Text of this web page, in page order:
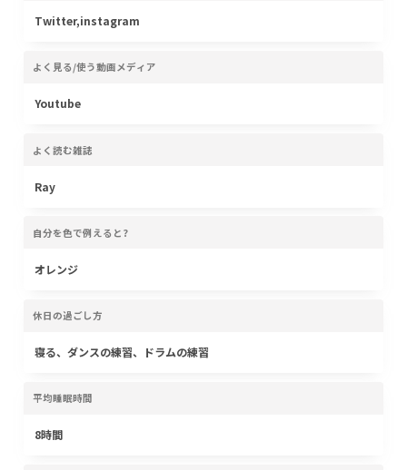
Twitter,instagram
よく見る/使う動画メディア
Youtube
よく読む雑誌
Ray
自分を色で例えると?
オレンジ
休日の過ごし方
寝る、ダンスの練習、ドラムの練習
平均睡眠時間
8時間